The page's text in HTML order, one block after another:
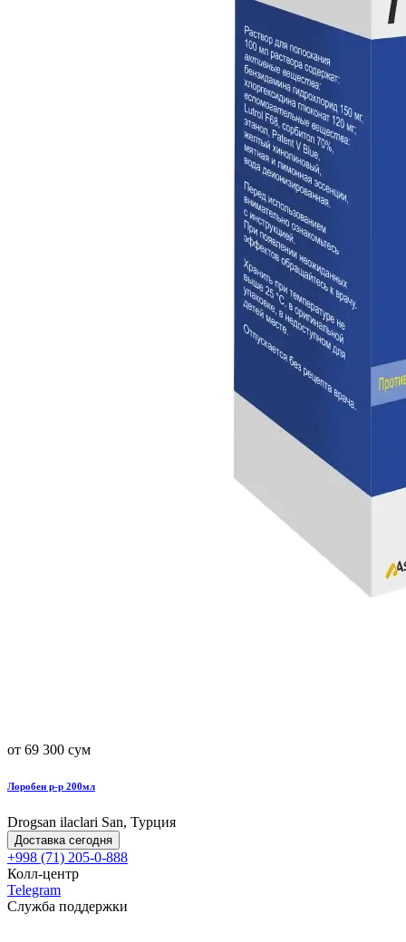
от 69 300 сум
Лоробен р-р 200мл
Drogsan ilaclari San, Турция
Доставка сегодня
+998 (71) 205-0-888
Колл-центр
Telegram
Служба поддержки